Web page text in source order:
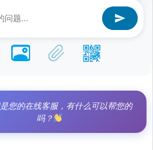
您的在线客服，有什么可以帮您的
吗？